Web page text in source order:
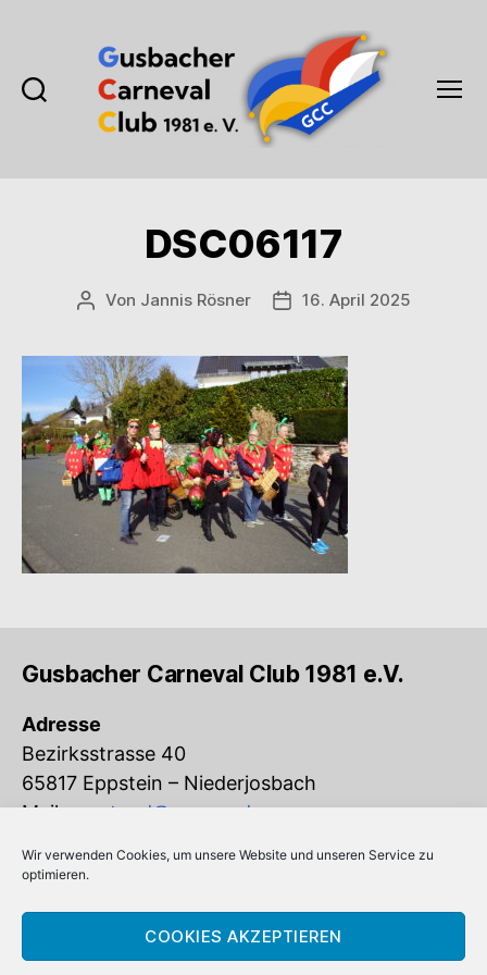
Wir verwenden Cookies, um unsere Website und unseren Service zu
optimieren.
COOKIES AKZEPTIEREN
1981
e.V.
DSC06117
Beitragsautor
Von Jannis Rösner Veröffentlichungsdatum
16. April 2025
Gusbacher Carneval Club 1981 e.V.
Adresse
Bezirksstrasse 40
65817 Eppstein – Niederjosbach
Mail:vorstand@gcc-ev.de
Eingetragen im Vereinsregister beim
Amtsgericht Königstein (VR 832)